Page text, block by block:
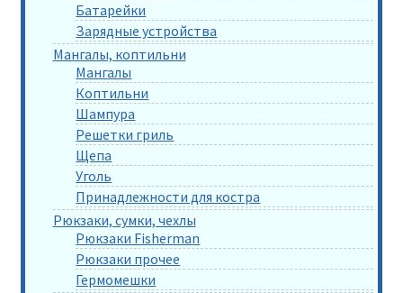
Батарейки
Зарядные устройства
Мангалы, коптильни
Мангалы
Коптильни
Шампура
Решетки гриль
Щепа
Уголь
Принадлежности для костра
Рюкзаки, сумки, чехлы
Рюкзаки Fisherman
Рюкзаки прочее
Гермомешки